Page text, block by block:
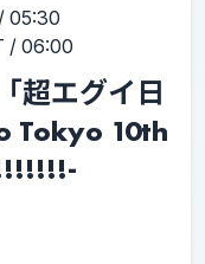
05:30
/ 06:00
超エグイ日
Tokyo 10th